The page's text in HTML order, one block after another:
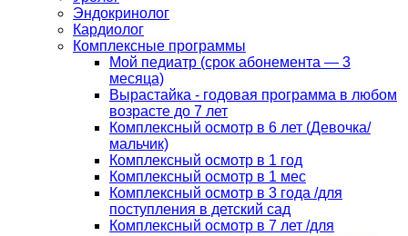
Эндокринолог
Кардиолог
Комплексные программы
Мой педиатр (срок абонемента — 3
месяца)
Вырастайка - годовая программа в любом
возрасте до 7 лет
Комплексный осмотр в 6 лет (Девочка/
мальчик)
Комплексный осмотр в 1 год
Комплексный осмотр в 1 мес
Комплексный осмотр в 3 года /для
поступления в детский сад
Комплексный осмотр в 7 лет /для